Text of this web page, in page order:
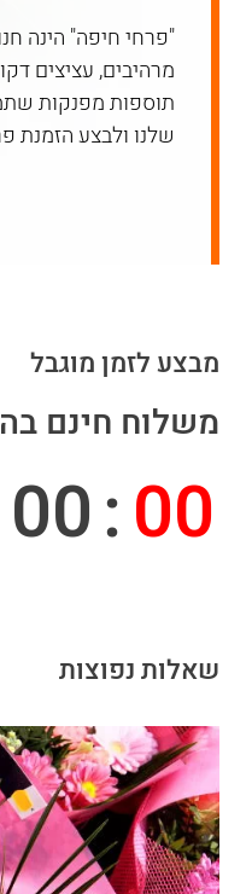
"פרחי חיפה" הינה
מרהיבים, עציצים
תוספות מפנקות
שלנו ולבצע הזמנת
מבצע לזמן מוגבל
משלוח חינם
00:00
שאלות נפוצות